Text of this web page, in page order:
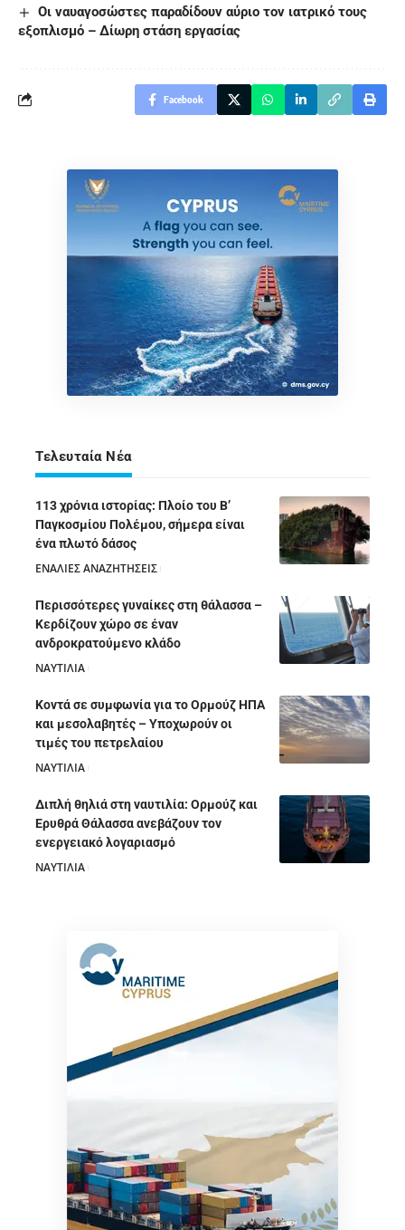
Οι ναυαγοσώστες παραδίδουν αύριο τον ιατρικό τους
εξοπλισμό – Δίωρη στάση εργασίας
Facebook
Τελευταία Νέα
113 χρόνια ιστορίας: Πλοίο του Β’
Παγκοσμίου Πολέμου, σήμερα είναι
ένα πλωτό δάσος
ΕΝΑΛΙΕΣ ΑΝΑΖΗΤΗΣΕΙΣ
Περισσότερες γυναίκες στη θάλασσα –
Κερδίζουν χώρο σε έναν
ανδροκρατούμενο κλάδο
ΝΑΥΤΙΛΙΑ
Κοντά σε συμφωνία για το Ορμούζ ΗΠΑ
και μεσολαβητές – Υποχωρούν οι
τιμές του πετρελαίου
ΝΑΥΤΙΛΙΑ
Διπλή θηλιά στη ναυτιλία: Ορμούζ και
Ερυθρά Θάλασσα ανεβάζουν τον
ενεργειακό λογαριασμό
ΝΑΥΤΙΛΙΑ